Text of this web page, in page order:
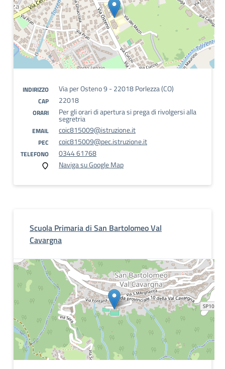
INDIRIZZO Via per Osteno 9 - 22018 Porlezza (CO)
CAP 22018
ORARI Per gli orari di apertura si prega di rivolgersi alla
segretria
EMAIL coic815009@istruzione.it
PEC coic815009@pec.istruzione.it
TELEFONO
0344 61768
Naviga su Google Map
Scuola Primaria di San Bartolomeo Val
Cavargna